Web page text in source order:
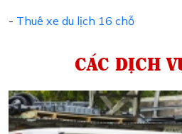
- Thuê xe du lịch 16 chỗ
CÁC DỊCH